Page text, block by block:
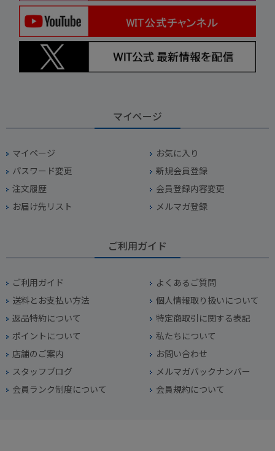
マイページ
マイページ
お気に入り
パスワード変更
新規会員登録
注文履歴
会員登録内容変更
お届け先リスト
メルマガ登録
ご利用ガイド
ご利用ガイド
よくあるご質問
送料とお支払い方法
個人情報取り扱いについて
返品特約について
特定商取引に関する表記
ポイントについて
私たちについて
店舗のご案内
お問い合わせ
スタッフブログ
メルマガバックナンバー
会員ランク制度について
会員規約について